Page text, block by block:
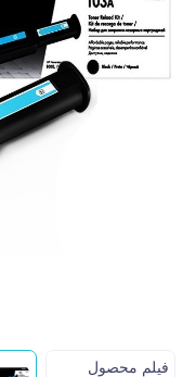
فیلم محصول